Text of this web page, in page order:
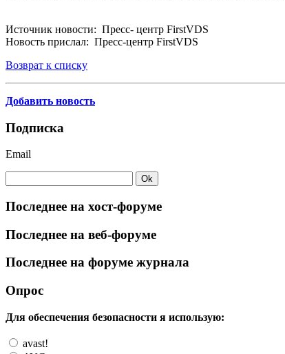
Источник новости: Пресс- центр FirstVDS
Новость прислал: Пресс-центр FirstVDS
Возврат к списку
Добавить новость
Подписка
Email
Последнее на хост-форуме
Последнее на веб-форуме
Последнее на форуме журнала
Опрос
Для обеспечения безопасности я использую:
avast!